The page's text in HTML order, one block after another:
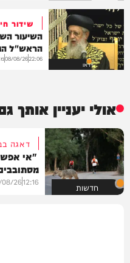
וידאו
שידור חי
השיעור
הראש"ל
22:06
08/08/26
אולי יעניין אותך
חדשות
דאגה
"אי
12:16
08/26